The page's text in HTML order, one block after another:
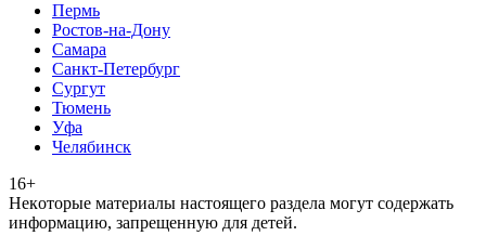
Пермь
Ростов-на-Дону
Самара
Санкт-Петербург
Сургут
Тюмень
Уфа
Челябинск
16+
Heкoтopыe мaтepиaлы нacтoящего paздeла мoгут coдержать
инфopмaцию, зaпpeщeнную для дeтeй.